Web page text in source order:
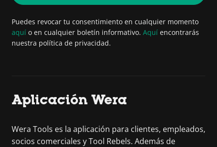
Puedes revocar tu consentimiento en cualquier momento
aquí o en cualquier boletín informativo. Aquí encontrarás
nuestra política de privacidad.
Aplicación Wera
Wera Tools es la aplicación para clientes, empleados,
socios comerciales y Tool Rebels. Además de